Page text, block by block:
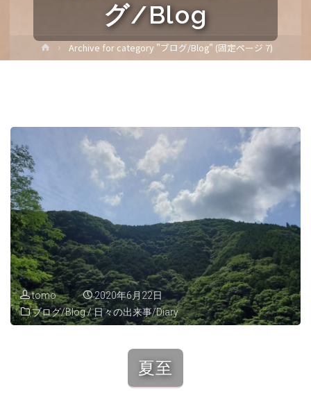
グ/Blog
ホ
ー
Archive for category "ブログ/Blog" (固定ページ 7)
tomo
2020年6月22日
ブログ/Blog/日々の出来事/Diary
夏至